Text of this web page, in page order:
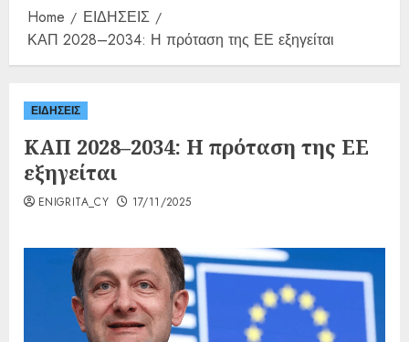
Home
ΕΙΔΗΣΕΙΣ
ΚΑΠ 2028–2034: Η πρόταση της ΕΕ εξηγείται
ΕΙΔΗΣΕΙΣ
ΚΑΠ 2028–2034: Η πρόταση της ΕΕ
εξηγείται
ENIGRITA_CY 17/11/2025